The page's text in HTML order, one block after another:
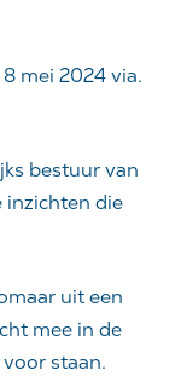
mei 2024 via.
bestuur van
inzichten die
uit een
mee in de
staan.